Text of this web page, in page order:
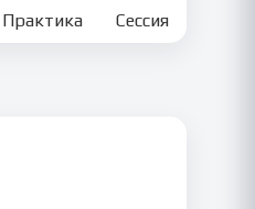
Практика Сессия